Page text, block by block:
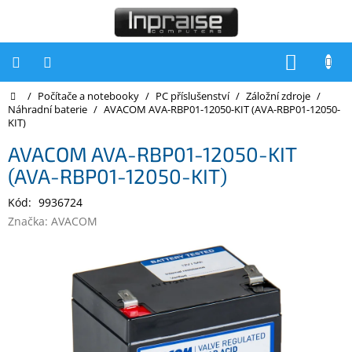
Počítače
Počítače
Notebooky
Tiskárny
Domů
/ Počítače a notebooky / PC příslušenství / Záložní zdroje /
Náhradní baterie / AVACOM AVA-RBP01-12050-KIT (AVA-RBP01-12050-
KIT)
AVACOM AVA-RBP01-12050-KIT
(AVA-RBP01-12050-KIT)
Kód: 9936724
Značka: AVACOM